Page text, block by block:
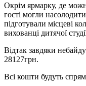
Окрім ярмарку, де
гості могли
підготували місцеві
вихованці дитячої
Відтак завдяки
28127грн.
Всі кошти будуть